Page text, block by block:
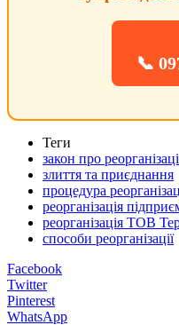
📞
Теги
закон про
злиття та приєднання
процедура
реорганізація
реорганізація ТОВ
способи реорганізації
Facebook
Twitter
Pinterest
WhatsApp